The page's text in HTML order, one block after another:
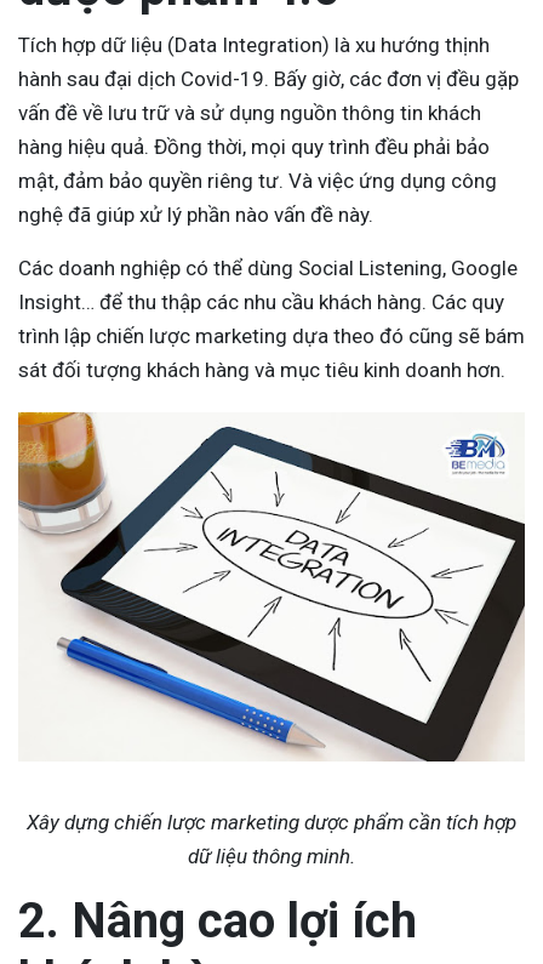
Tích hợp dữ liệu (Data Integration) là xu hướng thịnh
hành sau đại dịch Covid-19. Bấy giờ, các đơn vị đều gặp
vấn đề về lưu trữ và sử dụng nguồn thông tin khách
hàng hiệu quả. Đồng thời, mọi quy trình đều phải bảo
mật, đảm bảo quyền riêng tư. Và việc ứng dụng công
nghệ đã giúp xử lý phần nào vấn đề này.
Các doanh nghiệp có thể dùng Social Listening, Google
Insight… để thu thập các nhu cầu khách hàng. Các quy
trình lập chiến lược marketing dựa theo đó cũng sẽ bám
sát đối tượng khách hàng và mục tiêu kinh doanh hơn.
Xây dựng chiến lược marketing dược phẩm cần tích hợp
dữ liệu thông minh.
2. Nâng cao lợi ích